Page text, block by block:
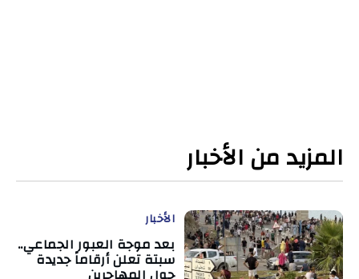
المزيد من الأخبار
الأخبار
بعد موجة العبور الجماعي..
سبتة تعلن أرقاماً جديدة